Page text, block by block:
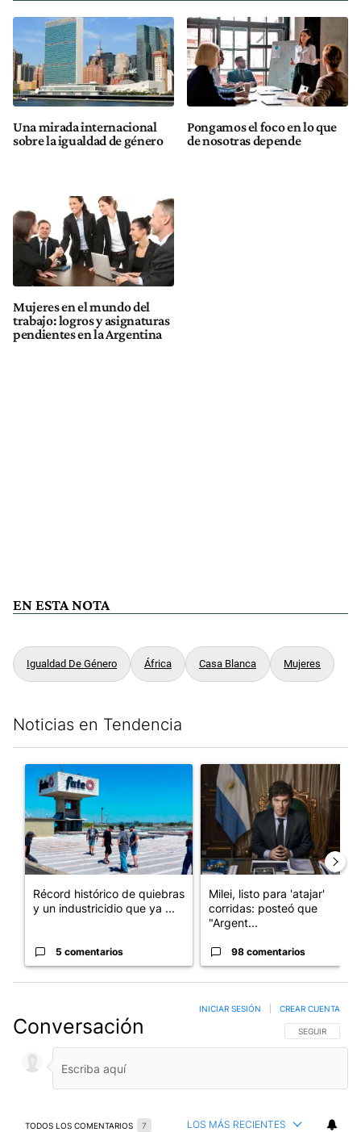
Una mirada internacional
sobre la igualdad de género
Pongamos el foco en lo que
de nosotras depende
Mujeres en el mundo del
trabajo: logros y asignaturas
pendientes en la Argentina
EN ESTA NOTA
Igualdad De Género África Casa Blanca Mujeres
Noticias en Tendencia
Un artículo de tendencia con el título "Récord histórico de
Récord histórico de quiebras
y un industricidio que ya ...
5 comentarios
Un artículo de tendencia
Milei, listo para 'atajar'
corridas: posteó que
"Argent...
98 comentarios
Conversación SIGA ESTA
SEGUIR
INICIAR SESIÓN CREAR CUENTA
TODOS LOS COMENTARIOS 7 LOS MÁS RECIENTES